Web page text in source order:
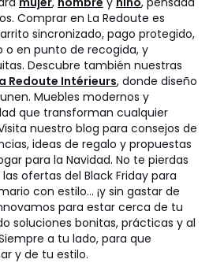
Comprar en La Redoute es
sincronizado, pago protegido,
o en punto de recogida, y
Descubre también nuestras
Redoute Intérieurs, donde diseño
Muebles modernos y
que transforman cualquier
nuestro blog para consejos de
ideas de regalo y propuestas
para la Navidad. No te pierdas
ofertas del Black Friday para
con estilo… ¡y sin gastar de
para estar cerca de tu
soluciones bonitas, prácticas y al
a tu lado, para que
y de tu estilo.